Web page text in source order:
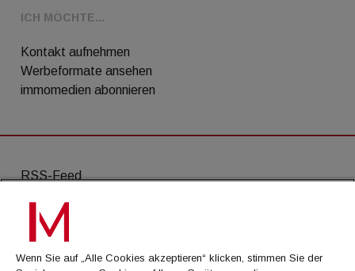
ICH MÖCHTE...
Kontakt aufnehmen
Werbeformate ansehen
immomedien abonnieren
RSS-Feed
AGB
Datenschutz
Kontakt
Wenn Sie auf „Alle Cookies akzeptieren“ klicken, stimmen Sie der